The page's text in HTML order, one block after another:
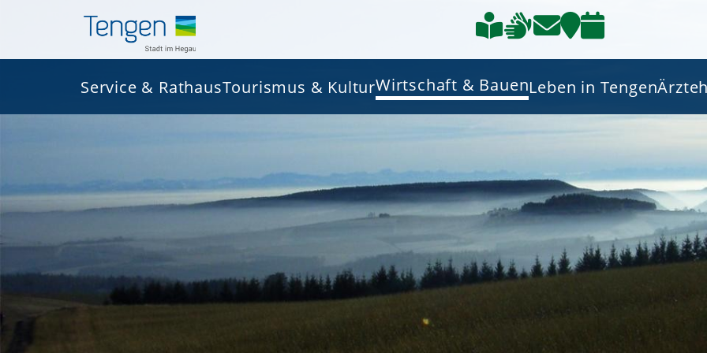
Service & RathausTourismus & KulturWirtschaft & BauenLeben in Tengen